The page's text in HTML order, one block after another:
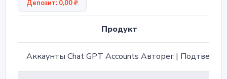
Депозит: 0,00 ₽
Продукт